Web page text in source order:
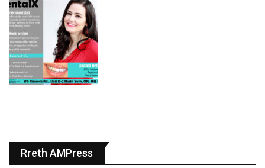
Rreth AMPress